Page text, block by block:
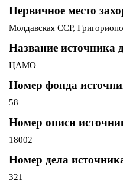
Первичное место
Молдавская ССР,
Название источника
ЦАМО
Номер фонда
58
Номер описи
18002
Номер дела
321